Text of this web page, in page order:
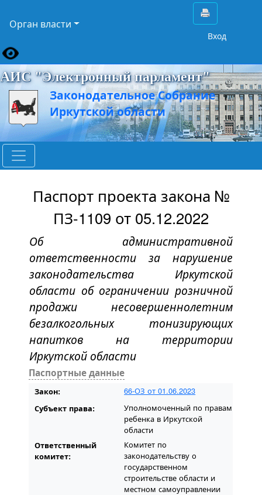
Орган власти
Вход
АИС "Электронный парламент"
Законодательное Собрание
Иркутской области
Паспорт проекта закона №
ПЗ-1109 от 05.12.2022
Об административной
ответственности за нарушение
законодательства Иркутской
области об ограничении розничной
продажи несовершеннолетним
безалкогольных тонизирующих
напитков на территории
Иркутской области
Паспортные данные
Закон: 66-ОЗ от 01.06.2023
Субъект права:
Уполномоченный по правам
ребенка в Иркутской
области
Ответственный
комитет:
Комитет по
законодательству о
государственном
строительстве области и
местном самоуправлении